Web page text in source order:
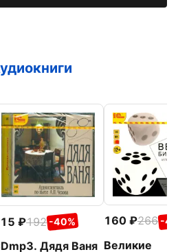
192 -40%
Дядя Ваня
160 266 -
Великие